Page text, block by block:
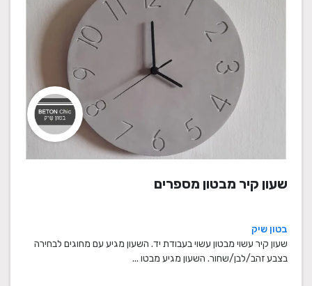
שעון קיר מבטון מספרים
בטון שיק
שעון קיר עשוי מבטון עשוי בעבודת יד. השעון מגיע עם מחוגים לבחירה
בצבע זהב/לבן/שחור. השעון מגיע מבטו ...